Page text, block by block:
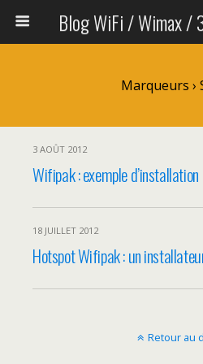
Marqueurs ›
3 AOÛT 2012
Wifipak : exemple d’installation
18 JUILLET 2012
Hotspot Wifipak : un
Retour au